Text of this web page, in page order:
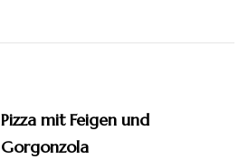
Pizza mit Feigen und
Gorgonzola